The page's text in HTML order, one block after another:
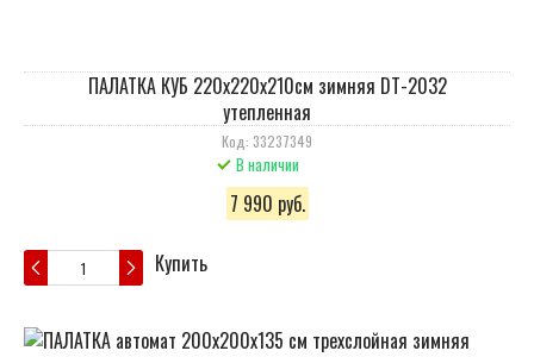
ПАЛАТКА КУБ 220x220x210см зимняя DT-2032
утепленная
Код: 33237349
В наличии
7 990 руб.
Купить